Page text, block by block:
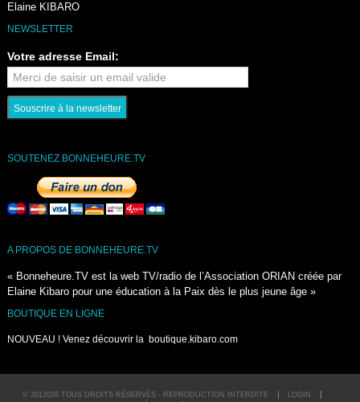
Elaine KIBARO
NEWSLETTER
Votre adresse Email:
SOUTENEZ BONNEHEURE.TV
A PROPOS DE BONNEHEURE.TV
« Bonneheure.TV est la web TV/radio de l’Association ORIAN créée par
Elaine Kibaro pour une éducation à la Paix dès le plus jeune âge »
BOUTIQUE EN LIGNE
NOUVEAU ! Venez découvrir la boutique.kibaro.com
© 2012026 TOUS DROITS RÉSERVÉS - REPRODUCTION INTERDITE
LOGIN